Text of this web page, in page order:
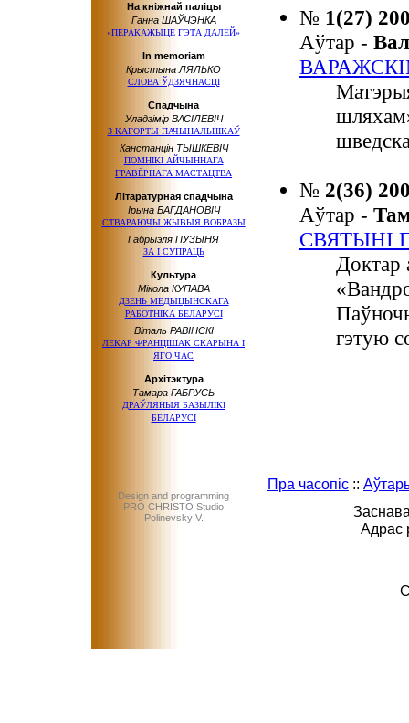
На кніжнай паліцы
Ганна ШАЎЧЭНКА
«ПЕРАКАЖЫЦЕ ГЭТА ДАЛЕЙ»
In memoriam
Крыстына ЛЯЛЬКО
СЛОВА ЎДЗЯЧНАСЦІ
Спадчына
Уладзімір ВАСІЛЕВІЧ
З КАГОРТЫ ПАЧЫНАЛЬНІКАЎ
Канстанцін ТЫШКЕВІЧ
ПОМНІКІ АЙЧЫННАГА
ГРАВЁРНАГА МАСТАЦТВА
Літаратурная спадчына
Ірына БАГДАНОВІЧ
СТВАРАЮЧЫ ЖЫВЫЯ ВОБРАЗЫ
Габрыэля ПУЗЫНЯ
ЗА І СУПРАЦЬ
Культура
Мікола КУПАВА
ДЗЕНЬ МЕДЫЦЫНСКАГА
РАБОТНІКА БЕЛАРУСІ
Віталь РАВІНСКІ
ЛЕКАР ФРАНЦІШАК СКАРЫНА І
ЯГО ЧАС
Архітэктура
Тамара ГАБРУСЬ
ДРАЎЛЯНЫЯ БАЗЫЛІКІ
БЕЛАРУСІ
№ 1(27)
Аўтар -
№ 2(36)
Аўтар -
СВЯТЫНІ
Доктар
гэтую
Design and programming
PRO CHRISTO Studio
Polinevsky V.
Пра часопіс ::
Адрас